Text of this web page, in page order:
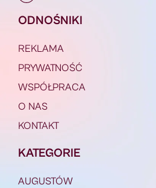
ODNOŚNIKI
REKLAMA
PRYWATNOŚĆ
WSPÓŁPRACA
O NAS
KONTAKT
KATEGORIE
AUGUSTÓW